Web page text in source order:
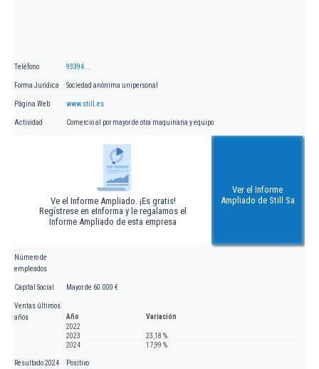
Teléfono 93394...
Forma Jurídica Sociedad anónima unipersonal
Página Web www.still.es
Actividad Comercio al por mayor de otra maquinaria y equipo
Ve el Informe Ampliado. ¡Es gratis!
Regístrese en eInforma y le regalamos el
Informe Ampliado de esta empresa
Ver el Informe
Ampliado de Still Sa
Número de
empleados
Capital Social Mayor de 60.000 €
Ventas últimos
años
Año
Variación
2022
2023
23,18 %
2024
17,99 %
Resultado 2024 Positivo